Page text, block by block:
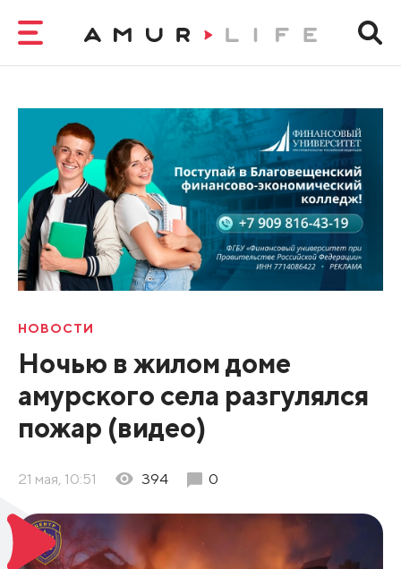
НОВОСТИ
Ночью в жилом доме
амурского села разгулялся
пожар (видео)
21 мая, 10:51 394 0